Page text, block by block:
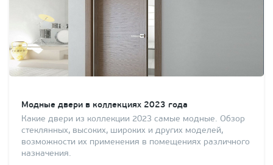
Модные двери в коллекциях 2023 года
Какие двери из коллекции 2023 самые модные. Обзор
стеклянных, высоких, широких и других моделей,
возможности их применения в помещениях различного
назначения.